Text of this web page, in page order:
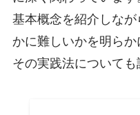
基本概念を紹介しな
かに難しいかを明ら
その実践法についても